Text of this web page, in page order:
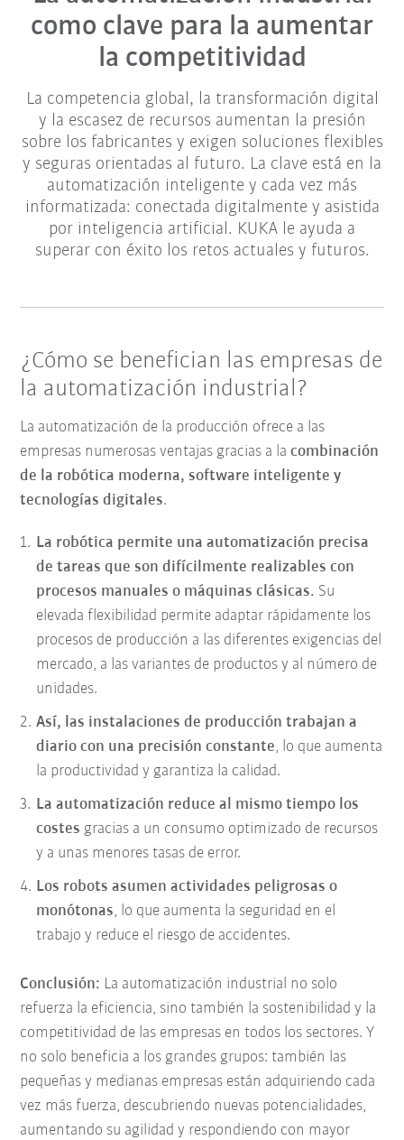
como clave para la aumentar
la competitividad
La competencia global, la transformación digital
y la escasez de recursos aumentan la presión
sobre los fabricantes y exigen soluciones flexibles
y seguras orientadas al futuro. La clave está en la
automatización inteligente y cada vez más
informatizada: conectada digitalmente y asistida
por inteligencia artificial. KUKA le ayuda a
superar con éxito los retos actuales y futuros.
¿Cómo se benefician las empresas de
la automatización industrial?
La automatización de la producción ofrece a las
empresas numerosas ventajas gracias a lacombinación
de la robótica moderna, software inteligente y
tecnologías digitales.
La robótica permite una automatización precisa
de tareas que son difícilmente realizables con
procesos manuales o máquinas clásicas. Su
elevada flexibilidad permite adaptar rápidamente los
procesos de producción a las diferentes exigencias del
mercado, a las variantes de productos y al número de
unidades.
Así, las instalaciones de producción trabajan a
diario con una precisión constante, lo que aumenta
la productividad y garantiza la calidad.
La automatización reduce al mismo tiempo los
costes gracias a un consumo optimizado de recursos
y a unas menores tasas de error.
Los robots asumen actividades peligrosas o
monótonas, lo que aumenta la seguridad en el
trabajo y reduce el riesgo de accidentes.
Conclusión: La automatización industrial no solo
refuerza la eficiencia, sino también la sostenibilidad y la
competitividad de las empresas en todos los sectores. Y
no solo beneficia a los grandes grupos: también las
pequeñas y medianas empresas están adquiriendo cada
vez más fuerza, descubriendo nuevas potencialidades,
aumentando su agilidad y respondiendo con mayor